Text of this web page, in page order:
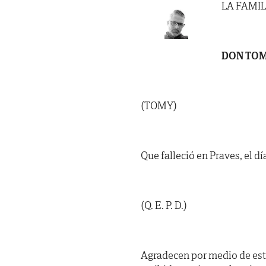
LA
DON
(TOMY)
Que falleció en Praves, el
(Q. E. P. D.)
Agradecen por medio de